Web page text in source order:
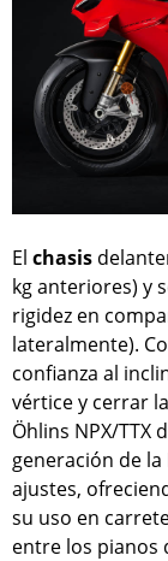
El chasis
kg anteriores) y
rigidez en
lateralmente).
confianza al
vértice y cerrar
Öhlins NPX/
generación de la
ajustes,
su uso en
entre los pianos